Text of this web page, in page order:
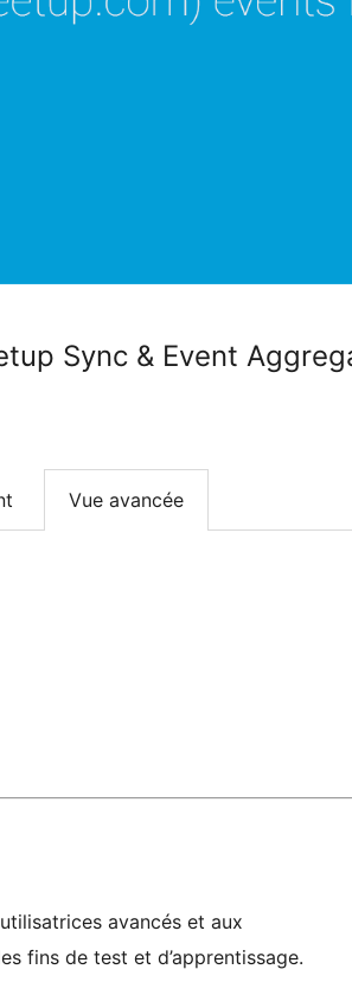
Sync & Event
Vue avancée
avancés et aux
fins de test et d’apprentissage.